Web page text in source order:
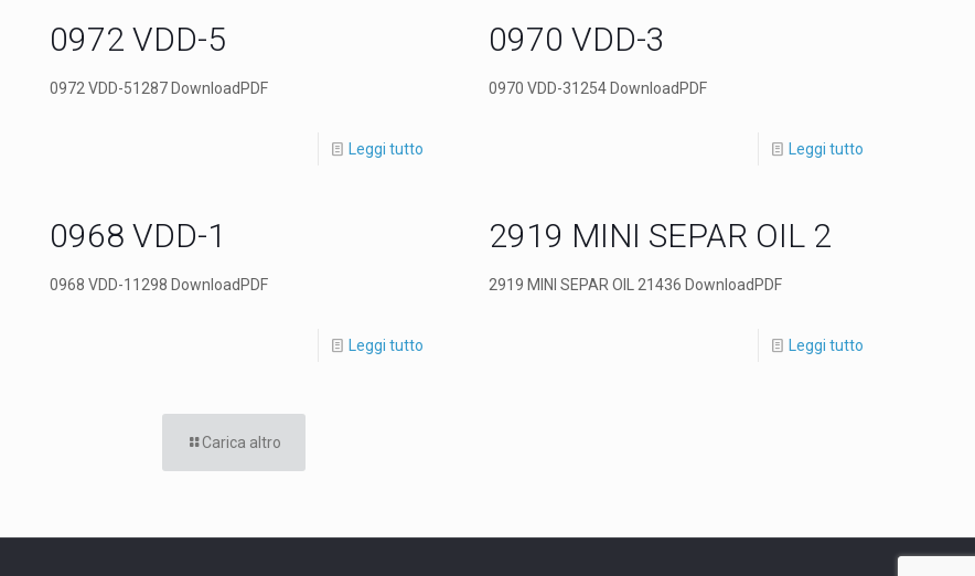
0972 VDD-5
0972 VDD-51287 DownloadPDF
Leggi tutto
0970 VDD-3
0970 VDD-31254 DownloadPDF
Leggi tutto
0968 VDD-1
0968 VDD-11298 DownloadPDF
Leggi tutto
2919 MINI SEPAR OIL 2
2919 MINI SEPAR OIL 21436 DownloadPDF
Leggi tutto
Carica altro